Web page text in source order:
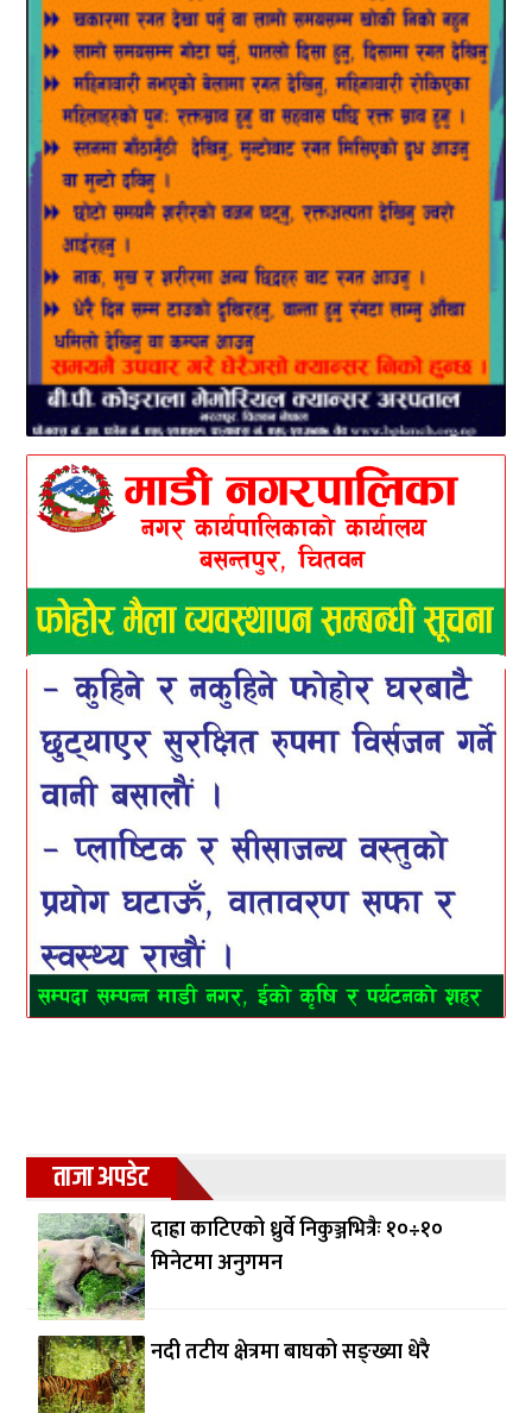
ताजा अपडेट
दाह्रा काटिएको ध्रुर्वे निकुञ्जभित्रैः १०÷१०
मिनेटमा अनुगमन
नदी तटीय क्षेत्रमा बाघको सङ्ख्या धेरै